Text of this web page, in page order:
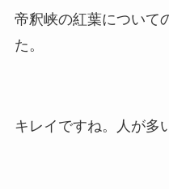
帝釈峡の紅葉について
た。
キレイですね。人が多